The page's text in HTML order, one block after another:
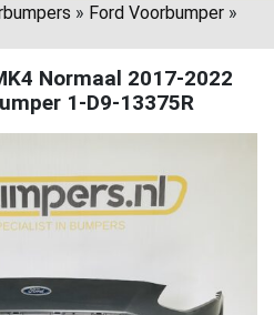
» Ford Voorbumper »
Normaal 2017-2022
1-D9-13375R